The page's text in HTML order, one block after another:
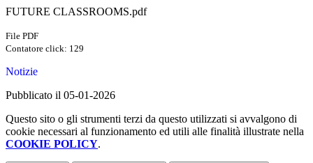
FUTURE CLASSROOMS.pdf
File PDF
Contatore click: 129
Notizie
Pubblicato il 05-01-2026
Questo sito o gli strumenti terzi da questo utilizzati si avvalgono di
cookie necessari al funzionamento ed utili alle finalità illustrate nella
COOKIE POLICY.